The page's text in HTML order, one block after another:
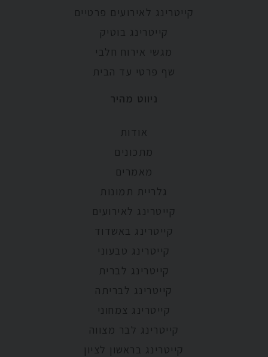
קייטרינג לאירועים פרטיים
קייטרינג בוטיק
מגשי אירוח חלבי
שף פרטי עד הבית
ניווט מהיר
אודות
מתכונים
מאמרים
גלריית תמונות
קייטרינג לאירועים
קייטרינג באשדוד
קייטרינג טבעוני
קייטרינג לברית
קייטרינג לבריתה
קייטרינג צמחוני
קייטרינג לבר מצווה
קייטרינג בראשון לציון